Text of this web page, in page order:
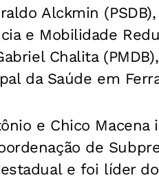
Alckmin
e Mobilidade
Chalita
da Saúde em
e Chico
de
e foi líder